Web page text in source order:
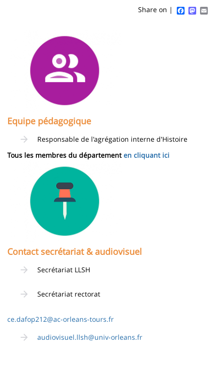
Share on |
Contenu
page
principale
Equipe pédagogique
Responsable de l'agrégation interne d'Histoire
Tous les membres du départementen cliquant ici
Contact secrétariat & audiovisuel
Secrétariat LLSH
Secrétariat rectorat
ce.dafop212@ac-orleans-tours.fr
audiovisuel.llsh@univ-orleans.fr